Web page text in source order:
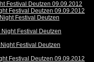
Festival Deutzen 09.09.2012
Festival Deutzen 09.09.2012
Festival Deutzen
Festival Deutzen
Festival Deutzen
Festival Deutzen 09.09.2012